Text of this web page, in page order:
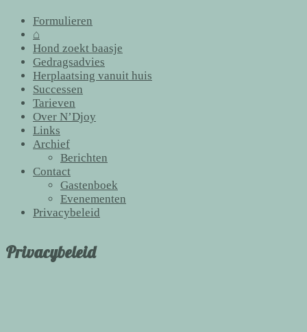
Formulieren
⌂
Hond zoekt baasje
Gedragsadvies
Herplaatsing vanuit huis
Successen
Tarieven
Over N’Djoy
Links
Archief
Berichten
Contact
Gastenboek
Evenementen
Privacybeleid
Privacybeleid